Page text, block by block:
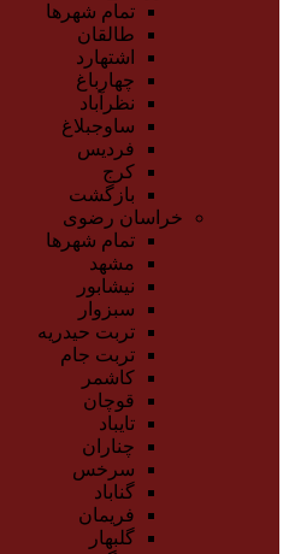
تمام شهر‌ها
طالقان
اشتهارد
چهارباغ
نظرآباد
ساوجبلاغ
فردیس
کرج
بازگشت
خراسان رضوی
تمام شهر‌ها
مشهد
نیشابور
سبزوار
تربت حیدریه
تربت جام
کاشمر
قوچان
تایباد
چناران
سرخس
گناباد
فریمان
گلبهار